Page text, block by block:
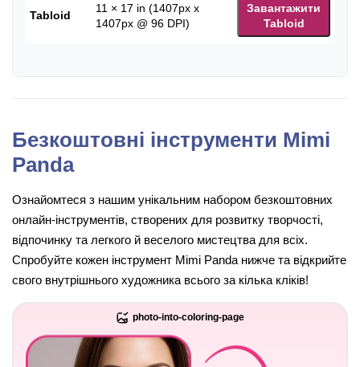
Tabloid
11 × 17 in (1407px x
1407px @ 96 DPI)
Завантажити
Tabloid
Безкоштовні інструменти Mimi
Panda
Ознайомтеся з нашим унікальним набором безкоштовних
онлайн-інструментів, створених для розвитку творчості,
відпочинку та легкого й веселого мистецтва для всіх.
Спробуйте кожен інструмент Mimi Panda нижче та відкрийте
свого внутрішнього художника всього за кілька кліків!
photo-into-coloring-page